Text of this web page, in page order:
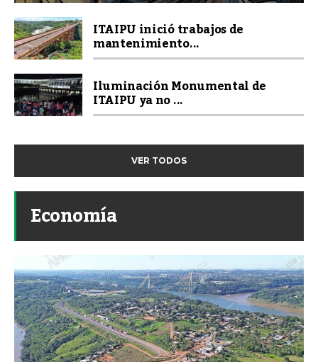
ITAIPU inició trabajos de
mantenimiento...
Iluminación Monumental de
ITAIPU ya no ...
VER TODOS
Economía